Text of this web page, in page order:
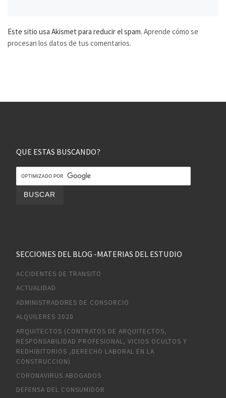
Este sitio usa Akismet para reducir el spam. Aprende cómo se
procesan los datos de tus comentarios.
QUE ESTAS BUSCANDO?
SECCIONES DEL BLOG -MATERIAS DEL ESTUDIO
ACCIDENTES DE TRANSITO
ACTUALIDAD
ADMINISTRADORES DE CONSORCIO
ALQUILERES 2020
ARQUITECTOS (CONTRATOS DE ARQUITECTOS,
RESPONSABILIDAD PROFESIONAL, VICIOS OCULTOS Y
REDHIBITORIOS ,DERECHO LABORAL EN LA
CONSTRUCCION)
CORONAVIRUS ABOGADOS
DEFENSA DEL CONSUMIDOR